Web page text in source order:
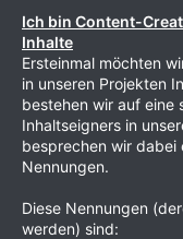
Ich bin Content-
Inhalte
Ersteinmal möchten
in unseren Projekten
bestehen wir auf eine
Inhaltseigners in
besprechen wir
Nennungen.
Diese Nennungen
werden) sind: